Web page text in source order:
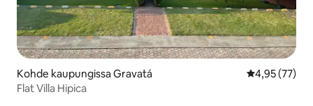
Kohde kaupungissa Gravatá
4,95 (77)
Flat Villa Hipica